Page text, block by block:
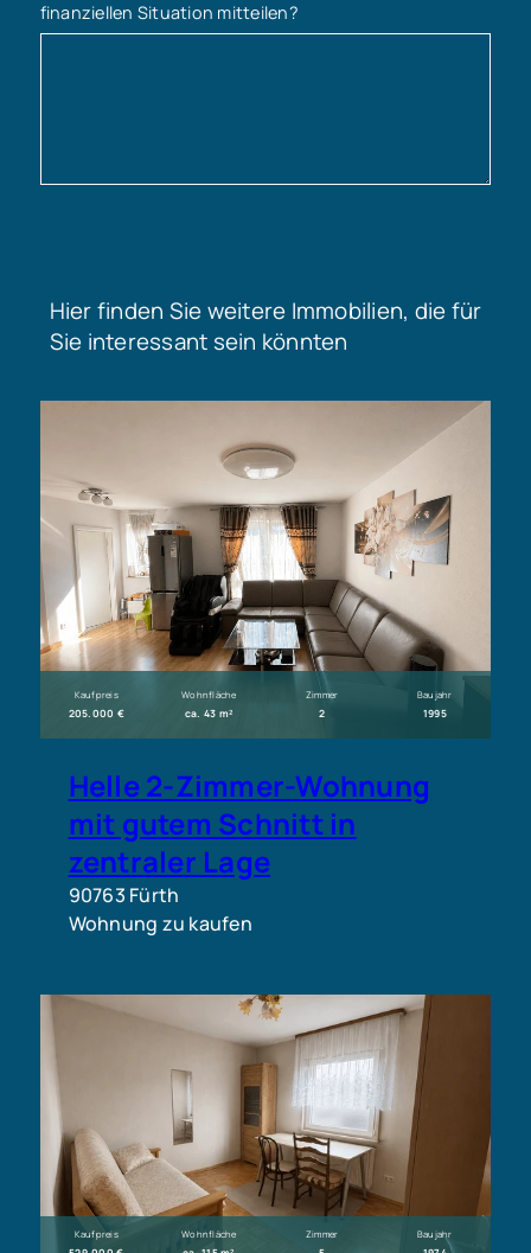
finanziellen Situation mitteilen?
Hier finden Sie weitere Immobilien, die für
Sie interessant sein könnten
Kaufpreis
205.000 €
Wohnfläche
ca. 43 m²
Zimmer
2
Baujahr
1995
Helle 2-Zimmer-Wohnung
mit gutem Schnitt in
zentraler Lage
90763 Fürth
Wohnung zu kaufen
Kaufpreis Wohnfläche Zimmer Baujahr